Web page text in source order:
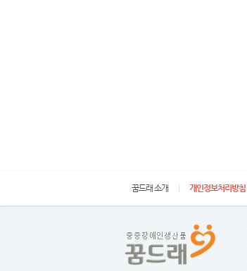
꿈드래 소개 개인정보처리방침